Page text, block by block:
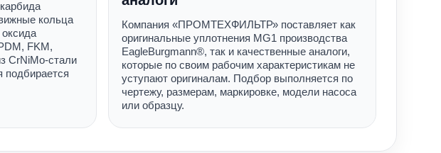
кольца
FKM,
CrNiMo-стали
подбирается
Компания «ПРОМТЕХФИЛЬТР» поставляет как
оригинальные уплотнения MG1 производства
EagleBurgmann®, так и качественные аналоги,
которые по своим рабочим характеристикам не
уступают оригиналам. Подбор выполняется по
чертежу, размерам, маркировке, модели насоса
или образцу.